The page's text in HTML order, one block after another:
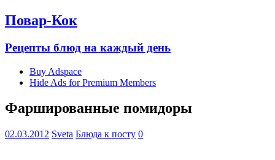
Повар-Кок
Рецепты блюд на каждый день
Buy Adspace
Hide Ads for Premium Members
Фаршированные помидоры
02.03.2012 Sveta Блюда к посту 0